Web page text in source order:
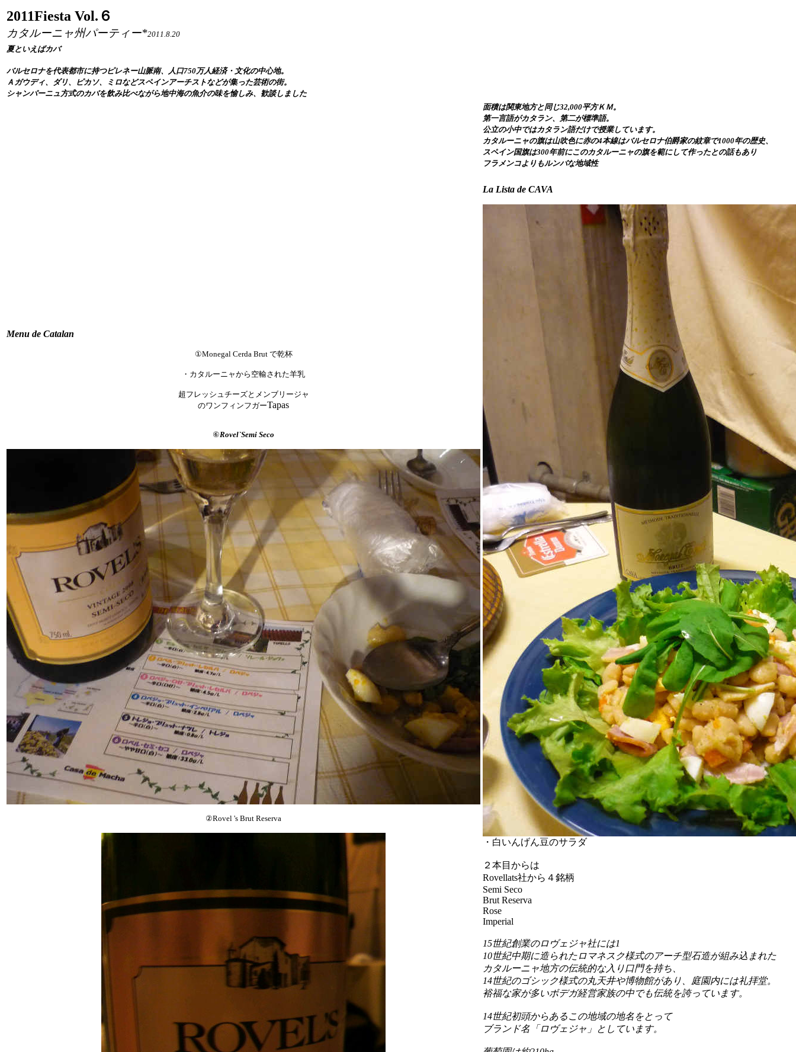
2011Fiesta Vol.６
カタルーニャ州パーティー*2011.8.20
夏といえばカバ
バルセロナを代表都市に持つピレネー山脈南、人口750万人経済・文化の中心地。
Ａガウディ、ダリ、ピカソ、ミロなどスペインアーチストなどが集った芸術の街。
シャンパーニュ方式のカバを飲み比べながら地中海の魚介の味を愉しみ、歓談しました
面積は関東地方と同じ32,000平方ＫＭ。
第一言語がカタラン、第二が標準語。
公立の小中ではカタラン語だけで授業しています。
カタルーニャの旗は山吹色に赤の4本線はバルセロナ伯爵家の紋章で1000年の歴史、
スペイン国旗は300年前にこのカタルーニャの旗を範にして作ったとの話もあり
フラメンコよりもルンバな地域性
Menu de Catalan
①Monegal Cerda Brut で乾杯
・カタルーニャから空輸された羊乳
超フレッシュチーズとメンブリージャ
のワンフィンフガーTapas
⑥Rovel`Semi Seco
②Rovel 's Brut Reserva
La Lista de CAVA
・白いんげん豆のサラダ
２本目からは
Rovellats社から４銘柄
Semi Seco
Brut Reserva
Rose
Imperial
15世紀創業のロヴェジャ社には1
10世紀中期に造られたロマネスク様式のアーチ型石造が組み込まれた
カタルーニャ地方の伝統的な入り口門を持ち、
14世紀のゴシック様式の丸天井や博物館があり、庭園内には礼拝堂。
裕福な家が多いボデガ経営家族の中でも伝統を誇っています。
14世紀初頭からあるこの地域の地名をとって
ブランド名「ロヴェジャ」としています。